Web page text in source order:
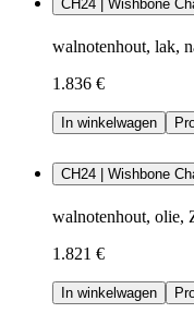
CH24 | Wishbone
walnotenhout, lak,
1.836 €
In winkelwagen
CH24 | Wishbone
walnotenhout, olie,
1.821 €
In winkelwagen